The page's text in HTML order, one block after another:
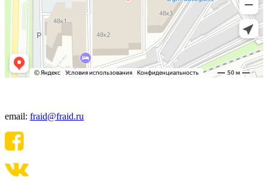
email: fraid@fraid.ru